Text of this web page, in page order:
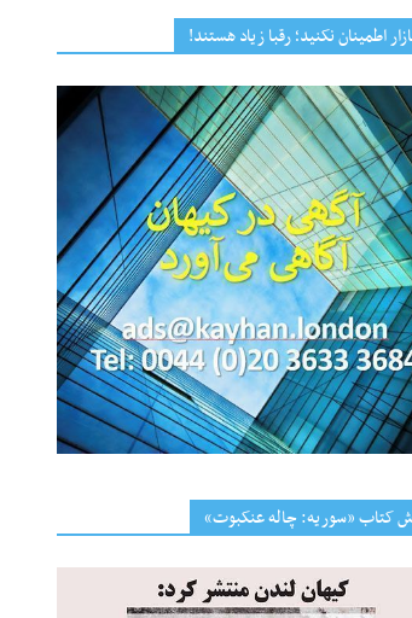
اطمینان نکنید؛ رقبا زیاد هستند!
کتاب «سوریه: چاله عنکبوت»